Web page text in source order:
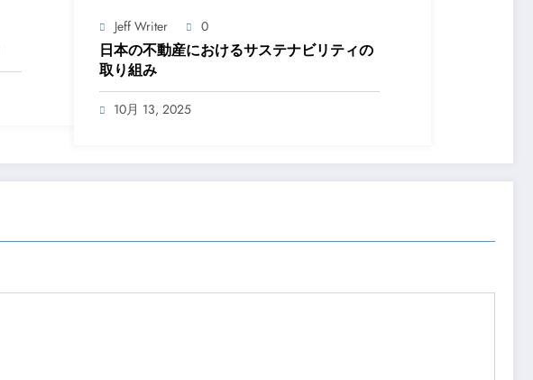
Jeff Writer 0
日本の不動産におけるサステナビリティの
取り組み
10月 13, 2025